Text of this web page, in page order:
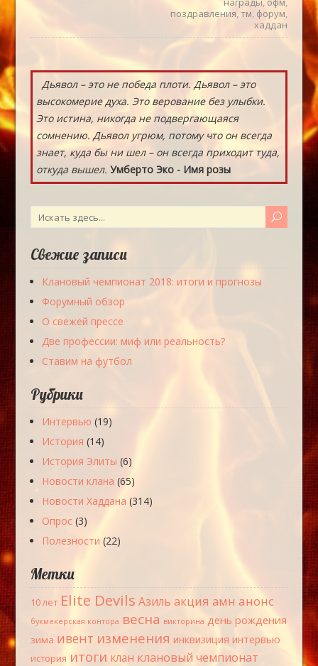
поздравления,тм, форум,
хаддан
Дьявол – это не победа плоти. Дьявол – это
высокомерие духа. Это верование без улыбки.
Это истина, никогда не подвергающаяся
сомнению. Дьявол угрюм, потому что он всегда
знает, куда бы ни шел – он всегда приходит туда,
откуда вышел. Умберто Эко - Имя розы
Свежие записи
Клановый чемпионат 2018: итоги и прогнозы
Форумный обзор
О свежей прессе
Две профессии: миф или реальность?
Ставим на футбол
Рубрики
Интервью (19)
История (14)
История Элиты (6)
Новости клана (65)
Новости Хаддана (314)
Опрос(3)
Полезности (22)
Метки
10 лет Elite Devils Азиль акция амн анонс
букмекерская контора весна викторина день рождения
зима ивент изменения инквизиция интервью
история итоги клан клановый чемпионат